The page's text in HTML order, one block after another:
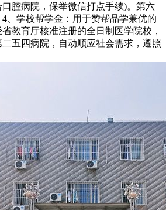
腔病院，保举微信打点手续)。第六
、学校帮学金：用于赞帮品学兼优的
教育厅核准注册的全日制医学院校，
五四病院，自动顺应社会需求，遵照